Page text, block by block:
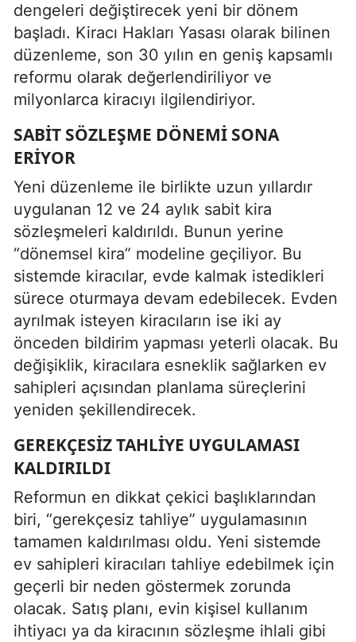
dengeleri değiştirecek yeni bir dönem
başladı. Kiracı Hakları Yasası olarak bilinen
düzenleme, son 30 yılın en geniş kapsamlı
reformu olarak değerlendiriliyor ve
milyonlarca kiracıyı ilgilendiriyor.
SABIT SÖZLEŞME DÖNEMI SONA
ERIYOR
Yeni düzenleme ile birlikte uzun yıllardır
uygulanan 12 ve 24 aylık sabit kira
sözleşmeleri kaldırıldı. Bunun yerine
“dönemsel kira” modeline geçiliyor. Bu
sistemde kiracılar, evde kalmak istedikleri
sürece oturmaya devam edebilecek. Evden
ayrılmak isteyen kiracıların ise iki ay
önceden bildirim yapması yeterli olacak. Bu
değişiklik, kiracılara esneklik sağlarken ev
sahipleri açısından planlama süreçlerini
yeniden şekillendirecek.
GEREKÇESIZ TAHLIYE UYGULAMASI
KALDIRILDI
Reformun en dikkat çekici başlıklarından
biri, “gerekçesiz tahliye” uygulamasının
tamamen kaldırılması oldu. Yeni sistemde
ev sahipleri kiracıları tahliye edebilmek için
geçerli bir neden göstermek zorunda
olacak. Satış planı, evin kişisel kullanım
ihtiyacı ya da kiracının sözleşme ihlali gibi